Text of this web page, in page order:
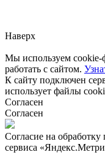
Наверх
Мы используем
работать с сайтом.
К сайту подключен
использует файлы
Согласен
Согласен
Согласие на
сервиса